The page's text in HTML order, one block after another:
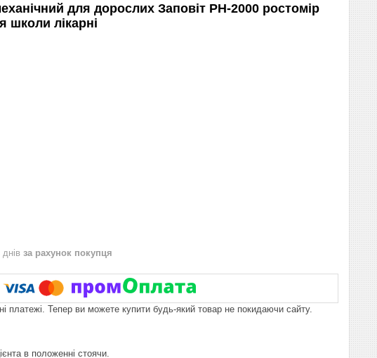
для дорослих Заповіт PH-2000 ростомір
школи лікарні
за рахунок покупця
платежі. Тепер ви можете купити будь-який товар не покидаючи сайту.
в положенні стоячи.